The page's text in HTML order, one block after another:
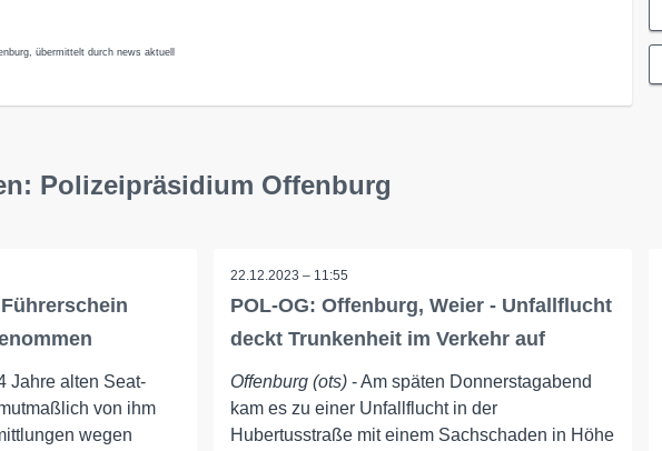
übermittelt durch news aktuell
Polizeipräsidium Offenburg
Jahre alten Seat-
von ihm
wegen
22.12.2023 – 11:55
POL-OG: Offenburg, Weier - Unfallflucht
deckt Trunkenheit im Verkehr auf
Offenburg (ots)- Am späten Donnerstagabend
kam es zu einer Unfallflucht in der
Hubertusstraße mit einem Sachschaden in Höhe